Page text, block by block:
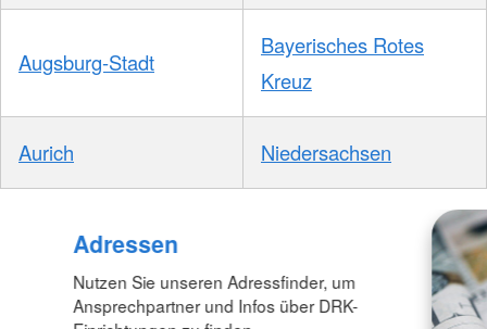
Augsburg-Stadt
Bayerisches Rotes
Kreuz
Aurich Niedersachsen
Adressen
Nutzen Sie unseren Adressfinder, um
Ansprechpartner und Infos über DRK-